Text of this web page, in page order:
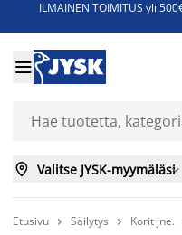
ILMAINEN TOIMITUS yli

 Valitse JYSK-myymäläsi
Etusivu  Säilytys  Korit jne.